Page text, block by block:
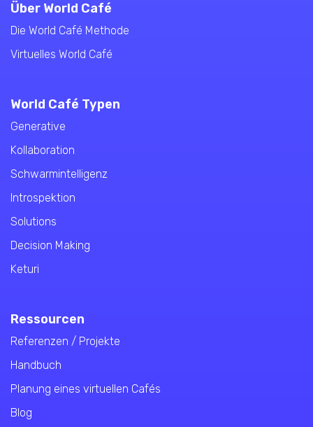
Über World Café
Die World Café Methode
Virtuelles World Café
World Café Typen
Generative
Kollaboration
Schwarmintelligenz
Introspektion
Solutions
Decision Making
Keturi
Ressourcen
Referenzen / Projekte
Handbuch
Planung eines virtuellen Cafés
Blog